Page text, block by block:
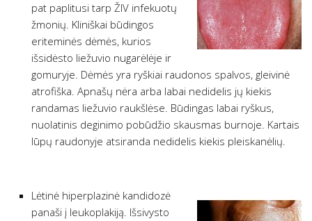
pat paplitusi tarp ŽIV infekuotų
žmonių. Kliniškai būdingos
eriteminės dėmės, kurios
išsidėsto liežuvio nugarėlėje ir
gomuryje. Dėmės yra ryškiai raudonos spalvos, gleivinė
atrofiška. Apnašų nėra arba labai nedidelis jų kiekis
randamas liežuvio raukšlėse. Būdingas labai ryškus,
nuolatinis deginimo pobūdžio skausmas burnoje. Kartais
lūpų raudonyje atsiranda nedidelis kiekis pleiskanėlių.
Lėtinė hiperplazinė kandidozė
panaši į leukoplakiją. Išsivysto